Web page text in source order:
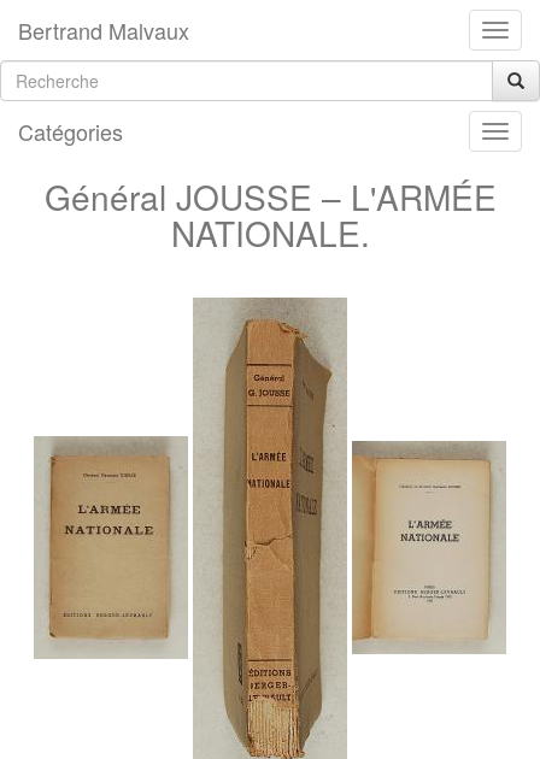
Bertrand Malvaux
Catégories
Général JOUSSE – L'ARMÉE
NATIONALE.